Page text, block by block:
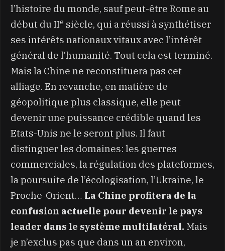
l’histoire du monde, sauf peut-être Rome au
début du IIe siècle, qui a réussi à synthétiser
ses intérêts nationaux vitaux avec l’intérêt
général de l’humanité. Tout cela est terminé.
Mais la Chine ne reconstituera pas cet
alliage. En revanche, en matière de
géopolitique plus classique, elle peut
devenir une puissance crédible quand les
Etats-Unis ne le seront plus. Il faut
distinguer les domaines: les guerres
commerciales, la régulation des plateformes,
la poursuite de l’écologisation, l’Ukraine, le
Proche-Orient… La Chine profitera de la
confusion actuelle pour devenir le pays
leader dans le système multilatéral. Mais
je n’exclus pas que dans un an environ,